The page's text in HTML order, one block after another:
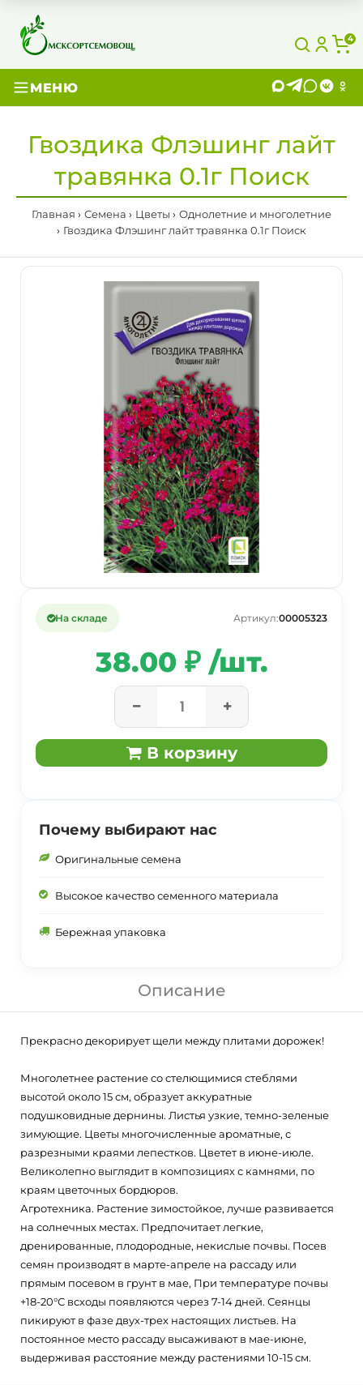
4
МЕНЮ
Гвоздика Флэшинг лайт
травянка 0.1г Поиск
Главная Семена Цветы
Однолетние и многолетние
Гвоздика Флэшинг лайт травянка 0.1г Поиск
На складе Артикул:00005323
38.00 ₽ /шт.
В корзину
Почему выбирают нас
Оригинальные семена
Высокое качество семенного материала
Бережная упаковка
Описание
Прекрасно декорирует щели между плитами дорожек!
Многолетнее растение со стелющимися стеблями
высотой около 15 см, образует аккуратные
подушковидные дернины. Листья узкие, темно-зеленые
зимующие. Цветы многочисленные ароматные, с
разрезными краями лепестков. Цветет в июне-июле.
Великолепно выглядит в композициях с камнями, по
краям цветочных бордюров.
Агротехника. Растение зимостойкое, лучше развивается
на солнечных местах. Предпочитает легкие,
дренированные, плодородные, некислые почвы. Посев
семян производят в марте-апреле на рассаду или
прямым посевом в грунт в мае, При температуре почвы
+18-20°С всходы появляются через 7-14 дней. Сеянцы
пикируют в фазе двух-трех настоящих листьев. На
постоянное место рассаду высаживают в мае-июне,
выдерживая расстояние между растениями 10-15 см.